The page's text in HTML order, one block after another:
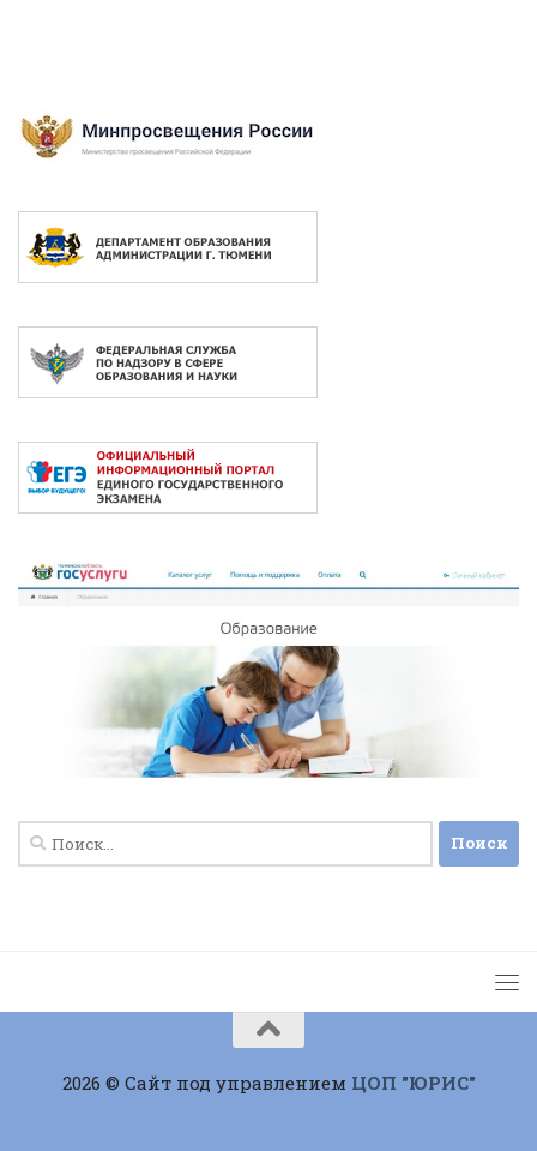
Найти:
2026 © Сайт под управлением ЦОП "ЮРИС"